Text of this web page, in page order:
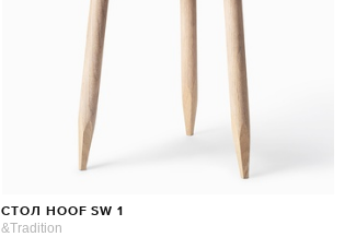
СТОЛ HOOF SW 1
&Tradition